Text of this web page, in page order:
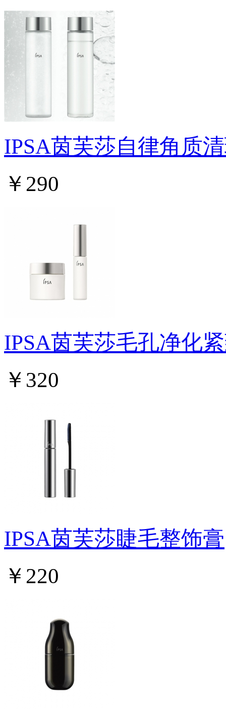
IPSA茵芙莎自律角质
￥290
IPSA茵芙莎毛孔净化
￥320
IPSA茵芙莎睫毛整饰膏
￥220